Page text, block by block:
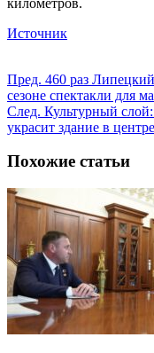
Источник
Пред. 460 раз
сезоне спектакли для
След. Культурный
украсит здание в
Похожие статьи